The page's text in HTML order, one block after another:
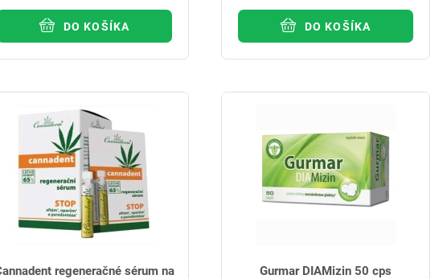
DO KOŠÍKA DO KOŠÍKA
regeneračné sérum na
Gurmar DIAMizin 50 cps